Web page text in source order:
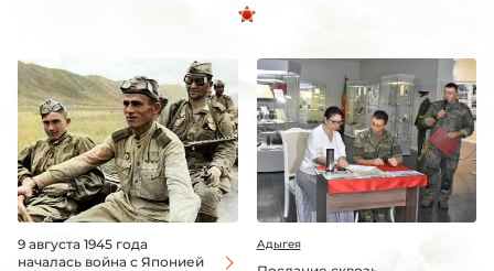
9 августа 1945 года
началась война с Японией
Адыгея